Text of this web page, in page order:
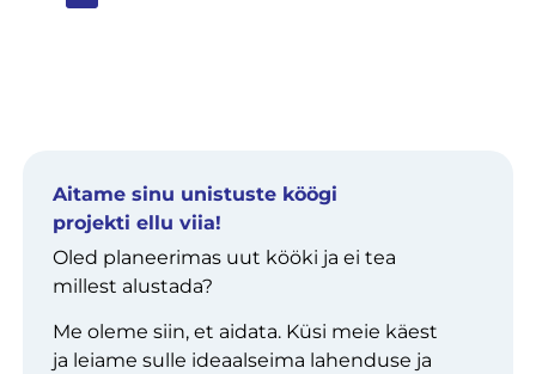
Aitame sinu unistuste köögi
projekti ellu viia!
Oled planeerimas uut kööki ja ei tea
millest alustada?
Me oleme siin, et aidata. Küsi meie käest
ja leiame sulle ideaalseima lahenduse ja